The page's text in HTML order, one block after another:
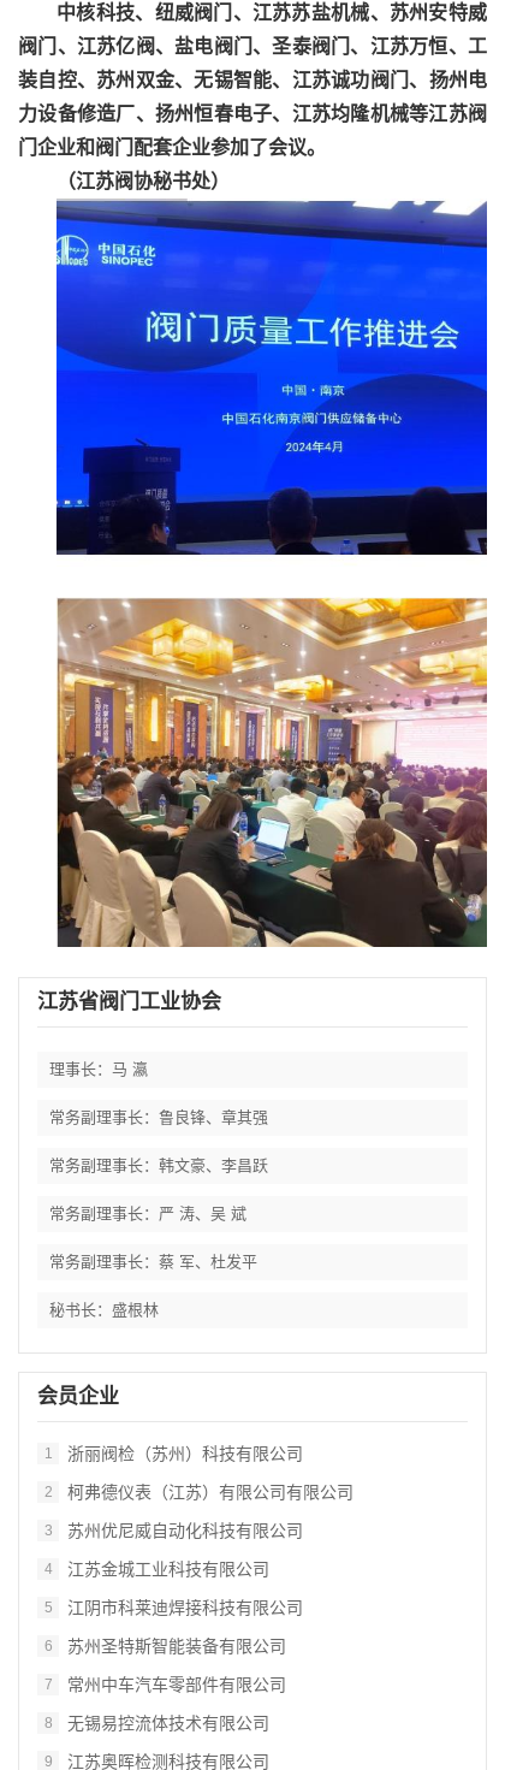
中核科技、纽威阀门、江苏苏盐机械、苏州安特威
阀门、江苏亿阀、盐电阀门、圣泰阀门、江苏万恒、 工
装自控、苏州双金、无锡智能、江苏诚功阀门、 扬州电
力设备修造厂、扬州恒春电子、江苏均隆机械等江苏阀
门企业和阀门配套企业参加了会议。
（江苏阀协秘书处）
江苏省阀门工业协会
理事长：马 瀛
常务副理事长：鲁良锋、章其强
常务副理事长：韩文豪、李昌跃
常务副理事长：严 涛、吴 斌
常务副理事长：蔡 军、杜发平
秘书长：盛根林
会员企业
1 浙丽阀检（苏州）科技有限公司
2 柯弗德仪表（江苏）有限公司有限公司
3 苏州优尼威自动化科技有限公司
4 江苏金城工业科技有限公司
5 江阴市科莱迪焊接科技有限公司
6 苏州圣特斯智能装备有限公司
7 常州中车汽车零部件有限公司
8 无锡易控流体技术有限公司
9 江苏奥晖检测科技有限公司